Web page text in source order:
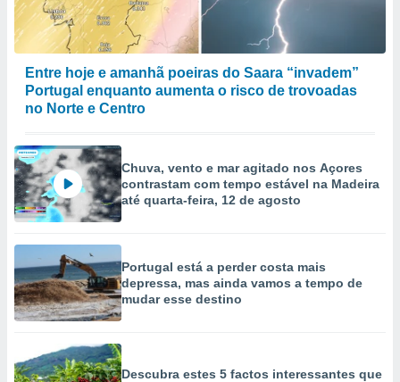
Entre hoje e amanhã poeiras do Saara “invadem”
Portugal enquanto aumenta o risco de trovoadas
no Norte e Centro
Chuva, vento e mar agitado nos Açores
contrastam com tempo estável na Madeira
até quarta-feira, 12 de agosto
Portugal está a perder costa mais
depressa, mas ainda vamos a tempo de
mudar esse destino
Descubra estes 5 factos interessantes que